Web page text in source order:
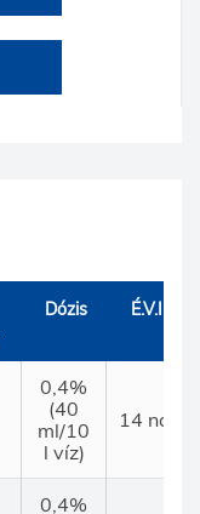
Dózis É.V.I
0,4%
(40
ml/10
l víz)
14 nap
0,4%